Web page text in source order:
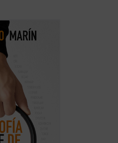
honrar;
hablar;
volver;
Nacer y
recorrido por
en los que la ...